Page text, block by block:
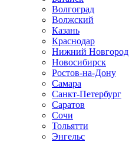
Волгоград
Волжский
Казань
Краснодар
Нижний Новгород
Новосибирск
Ростов-на-Дону
Самара
Санкт-Петербург
Саратов
Сочи
Тольятти
Энгельс